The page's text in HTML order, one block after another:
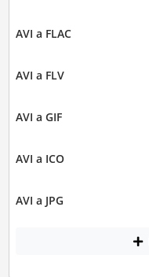
AVI a FLAC
AVI a FLV
AVI a GIF
AVI a ICO
AVI a JPG